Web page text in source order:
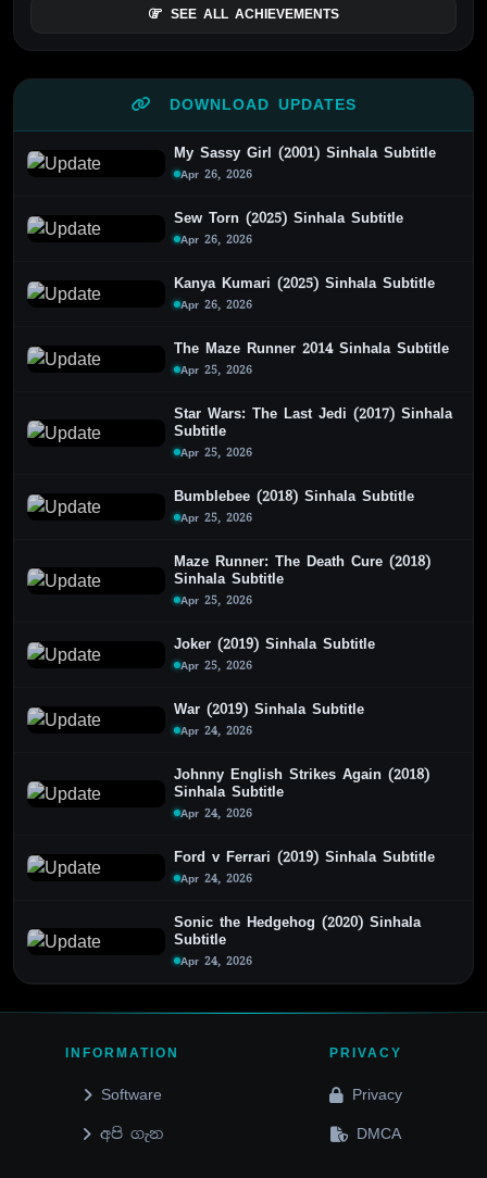
SEE ALL ACHIEVEMENTS
DOWNLOAD UPDATES
My Sassy Girl (2001) Sinhala Subtitle
Apr 26, 2026
Sew Torn (2025) Sinhala Subtitle
Apr 26, 2026
Kanya Kumari (2025) Sinhala Subtitle
Apr 26, 2026
The Maze Runner 2014 Sinhala Subtitle
Apr 25, 2026
Star Wars: The Last Jedi (2017) Sinhala
Subtitle
Apr 25, 2026
Bumblebee (2018) Sinhala Subtitle
Apr 25, 2026
Maze Runner: The Death Cure (2018)
Sinhala Subtitle
Apr 25, 2026
Joker (2019) Sinhala Subtitle
Apr 25, 2026
War (2019) Sinhala Subtitle
Apr 24, 2026
Johnny English Strikes Again (2018)
Sinhala Subtitle
Apr 24, 2026
Ford v Ferrari (2019) Sinhala Subtitle
Apr 24, 2026
Sonic the Hedgehog (2020) Sinhala
Subtitle
Apr 24, 2026
INFORMATION
Software
අපි ගැන
PRIVACY
Privacy
DMCA